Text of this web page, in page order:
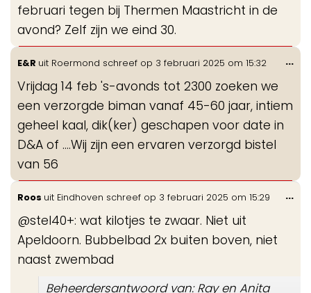
februari tegen bij Thermen Maastricht in de
avond? Zelf zijn we eind 30.
E&R uit Roermond schreef op 3 februari 2025 om 15:32
Vrijdag 14 feb 's-avonds tot 2300 zoeken we
een verzorgde biman vanaf 45-60 jaar, intiem
geheel kaal, dik(ker) geschapen voor date in
D&A of ....Wij zijn een ervaren verzorgd bistel
van 56
...
Roos uit Eindhoven schreef op 3 februari 2025 om 15:29
@stel40+: wat kilotjes te zwaar. Niet uit
Apeldoorn. Bubbelbad 2x buiten boven, niet
naast zwembad
Beheerdersantwoord van: Ray en Anita
...